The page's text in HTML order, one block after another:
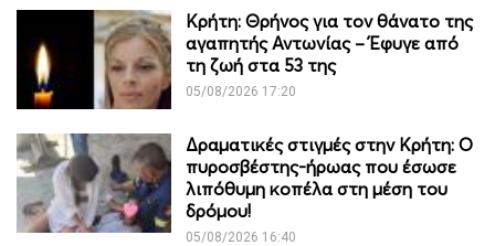
Κρήτη: Θρήνος για τον θάνατο της
αγαπητής Αντωνίας – Έφυγε από
τη ζωή στα 53 της
05/08/2026 17:20
Δραματικές στιγμές στην Κρήτη: Ο
πυροσβέστης-ήρωας που έσωσε
λιπόθυμη κοπέλα στη μέση του
δρόμου!
05/08/2026 16:40